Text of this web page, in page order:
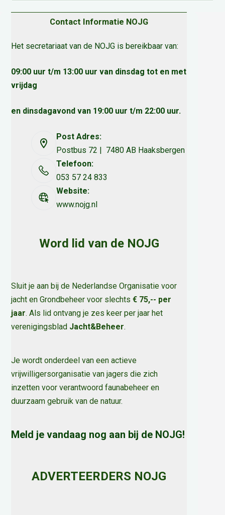
Contact Informatie NOJG
Het secretariaat van de NOJG is bereikbaar van:
09:00 uur t/m 13:00 uur van dinsdag tot en met
vrijdag
en dinsdagavond van 19:00 uur t/m 22:00 uur.
Post Adres:
Postbus 72 | 7480 AB Haaksbergen
Telefoon:
053 57 24 833
Website:
www.nojg.nl
Word lid van de NOJG
Sluit je aan bij de Nederlandse Organisatie voor
jacht en Grondbeheer voor slechts€ 75,-- per
jaar. Als lid ontvang je zes keer per jaar het
verenigingsblad Jacht&Beheer.
Je wordt onderdeel van een actieve
vrijwilligersorganisatie van jagers die zich
inzetten voor verantwoord faunabeheer en
duurzaam gebruik van de natuur.
Meld je vandaag nog aan bij de NOJG!
ADVERTEERDERS NOJG